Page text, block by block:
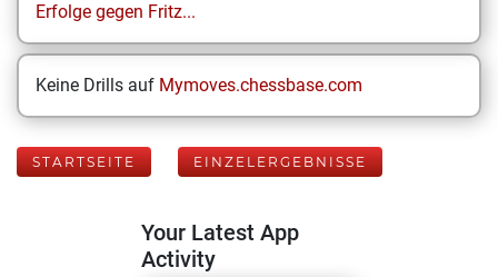
Erfolge gegen Fritz...
Keine Drills auf Mymoves.chessbase.com
STARTSEITE EINZELERGEBNISSE
Your Latest App
Activity